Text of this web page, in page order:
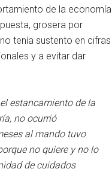
de la economía
grosera por
tenía sustento en cifras
y a evitar dar
estancamiento de la
no ocurrió
al mando tuvo
no quiere y no lo
de cuidados